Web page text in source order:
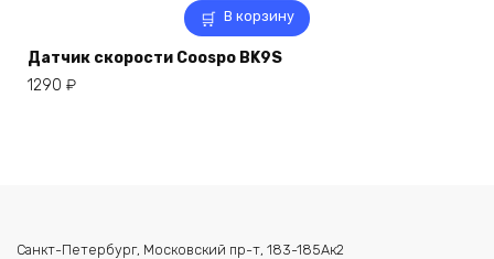
В корзину
Датчик скорости Coospo BK9S
1290 ₽
Санкт-Петербург, Московский пр-т, 183-185Ак2